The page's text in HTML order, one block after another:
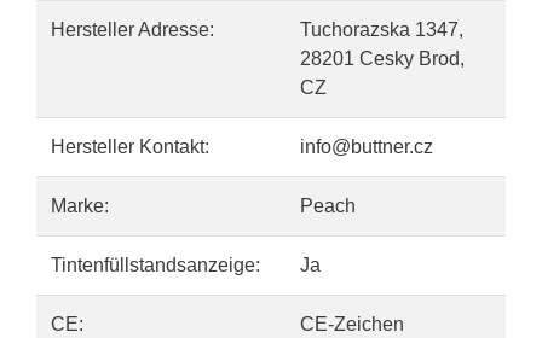
Hersteller Adresse:
Tuchorazska 1347,
28201 Cesky Brod,
CZ
Hersteller Kontakt: info@buttner.cz
Marke: Peach
Tintenfüllstandsanzeige: Ja
CE: CE-Zeichen